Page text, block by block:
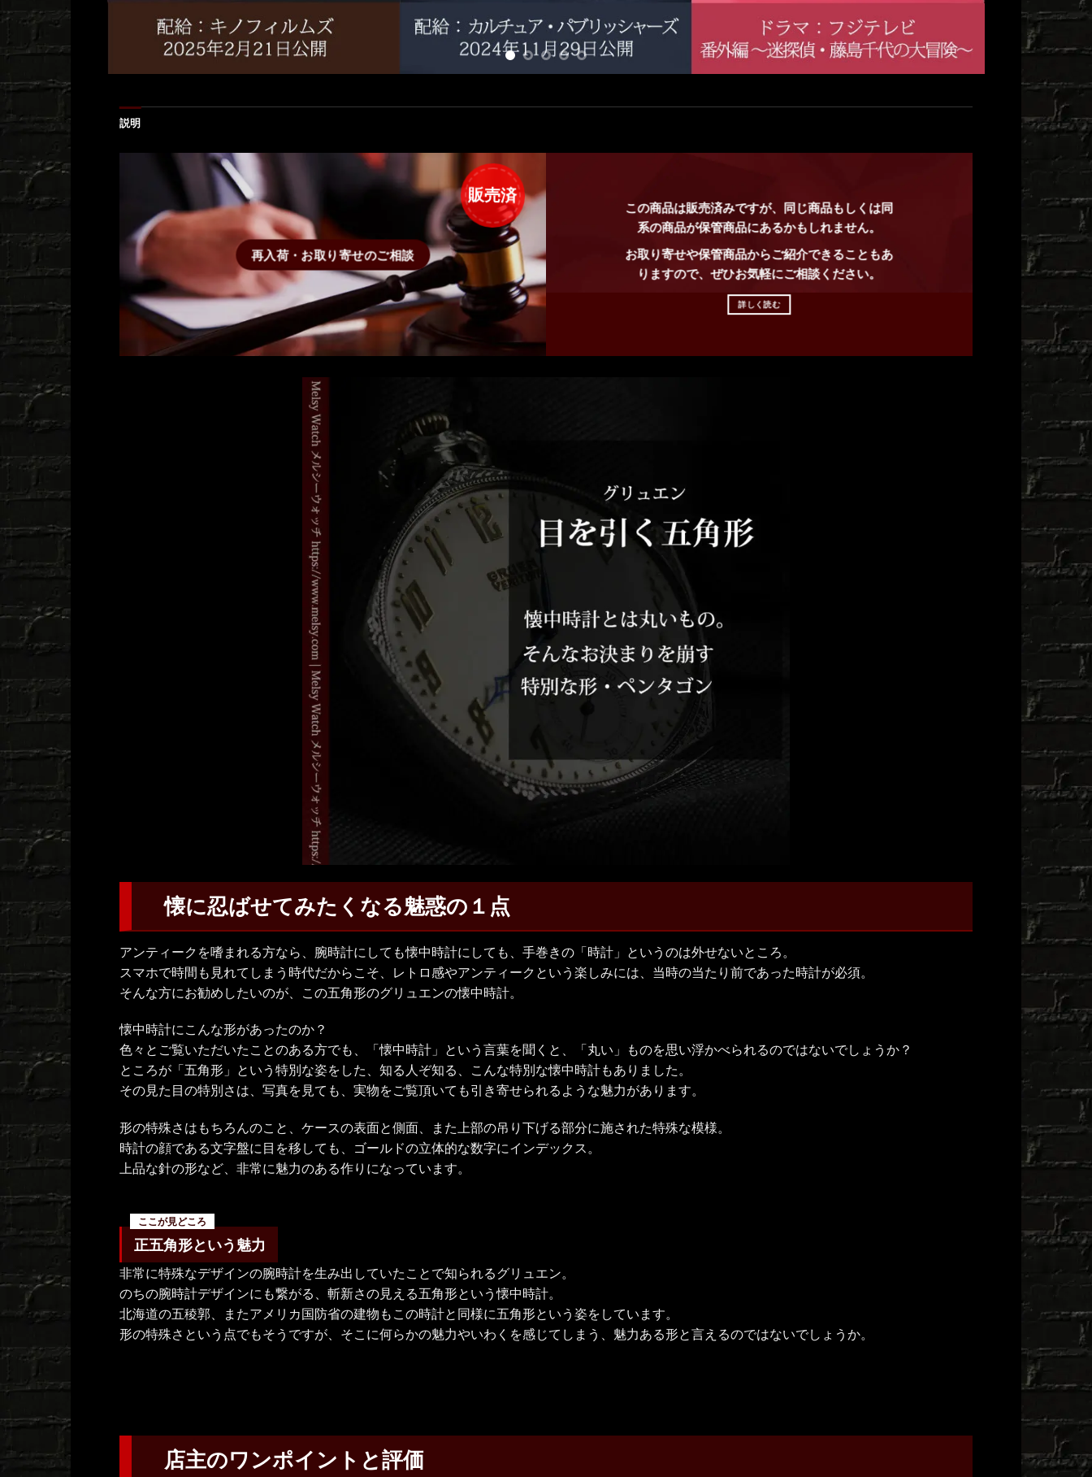
説明
販売済
再入荷・お取り寄せのご相談
この商品は販売済みですが、同じ商品もしくは同
系の商品が保管商品にあるかもしれません。
お取り寄せや保管商品からご紹介できることもあ
りますので、ぜひお気軽にご相談ください。
詳しく読む
懐に忍ばせてみたくなる魅惑の１点
アンティークを嗜まれる方なら、腕時計にしても懐中時計にしても、手巻きの「時計」というのは外せないところ。
スマホで時間も見れてしまう時代だからこそ、レトロ感やアンティークという楽しみには、当時の当たり前であった時計が必須。
そんな方にお勧めしたいのが、この五角形のグリュエンの懐中時計。
懐中時計にこんな形があったのか？
色々とご覧いただいたことのある方でも、「懐中時計」という言葉を聞くと、「丸い」ものを思い浮かべられるのではないでしょうか？
ところが「五角形」という特別な姿をした、知る人ぞ知る、こんな特別な懐中時計もありました。
その見た目の特別さは、写真を見ても、実物をご覧頂いても引き寄せられるような魅力があります。
形の特殊さはもちろんのこと、ケースの表面と側面、また上部の吊り下げる部分に施された特殊な模様。
時計の顔である文字盤に目を移しても、ゴールドの立体的な数字にインデックス。
上品な針の形など、非常に魅力のある作りになっています。
正五角形という魅力
非常に特殊なデザインの腕時計を生み出していたことで知られるグリュエン。
のちの腕時計デザインにも繋がる、斬新さの見える五角形という懐中時計。
北海道の五稜郭、またアメリカ国防省の建物もこの時計と同様に五角形という姿をしています。
形の特殊さという点でもそうですが、そこに何らかの魅力やいわくを感じてしまう、魅力ある形と言えるのではないでしょうか。
店主のワンポイントと評価